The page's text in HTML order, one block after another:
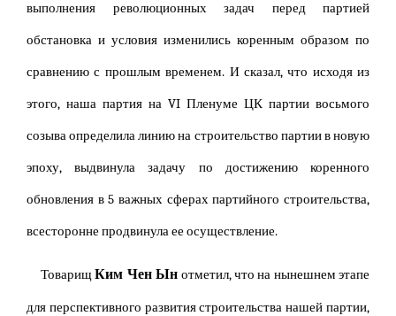
выполнения революционных задач перед партией
обстановка и условия изменились коренным образом по
сравнению с прошлым временем. И сказал, что исходя из
этого, наша партия на VI Пленуме ЦК партии восьмого
созыва определила линию на строительство партии в новую
эпоху, выдвинула задачу по достижению коренного
обновления в 5 важных сферах партийного строительства,
всесторонне продвинула ее осуществление.
ТоварищКим Чен Ын отметил, что на нынешнем этапе
для перспективного развития строительства нашей партии,